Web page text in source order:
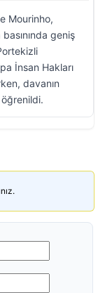
Mourinho,
geniş
İnsan Hakları
davanın
öğrenildi.